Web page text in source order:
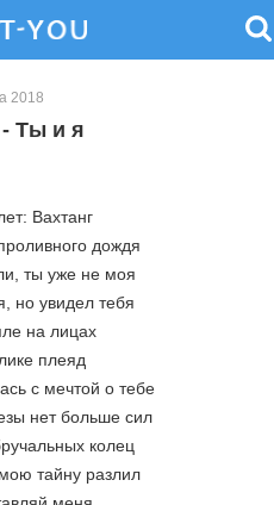
2018
- Ты и я
Вахтанг
дождя
ты уже не моя
но увидел тебя
на лицах
плеяд
с мечтой о тебе
нет больше сил
колец
тайну разлил